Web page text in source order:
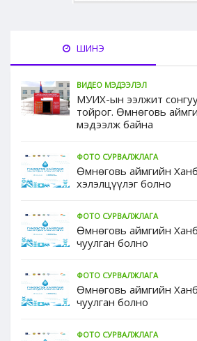
ШИНЭ
ВИДЕО МЭДЭЭЛЭЛ
МУИХ-ын ээлжит
тойрог. Өмнөговь
мэдээлж байна
ФОТО СУРВАЛЖЛАГА
Өмнөговь аймгийн
хэлэлцүүлэг болно
ФОТО СУРВАЛЖЛАГА
Өмнөговь аймгийн
чуулган болно
ФОТО СУРВАЛЖЛАГА
Өмнөговь аймгийн
чуулган болно
ФОТО СУРВАЛЖЛАГА